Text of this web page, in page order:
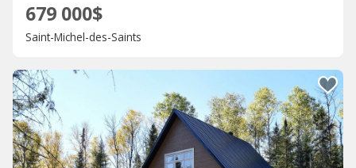
679 000$
Saint-Michel-des-Saints